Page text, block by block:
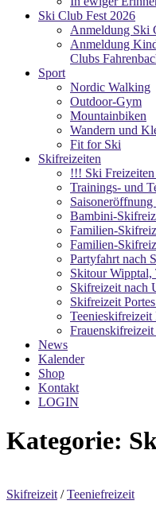
Ski Club Fest 2026
Anmeldung Ski
Anmeldung
Clubs
Sport
Nordic Walking
Outdoor-Gym
Mountainbiken
Wandern und
Fit for Ski
Skifreizeiten
!!! Ski
Trainings- und
Bambini-
Familien-
Familien-
Partyfahrt nach
Skitour Wipptal,
Skifreizeit nach
Skifreizeit
Teenieskifreizeit
News
Kalender
Shop
Kontakt
LOGIN
Kategorie:
Skifreizeit /Teeniefreizeit